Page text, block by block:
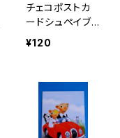
チェコポストカ
ードシュペイブ
ルとフルヴィー
¥120